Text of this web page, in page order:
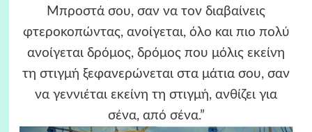
Μπροστά σου, σαν να τον διαβαίνεις
φτεροκοπώντας, ανοίγεται, όλο και πιο πολύ
ανοίγεται δρόμος, δρόμος που μόλις εκείνη
τη στιγμή ξεφανερώνεται στα μάτια σου, σαν
να γεννιέται εκείνη τη στιγμή, ανθίζει για
σένα, από σένα.”